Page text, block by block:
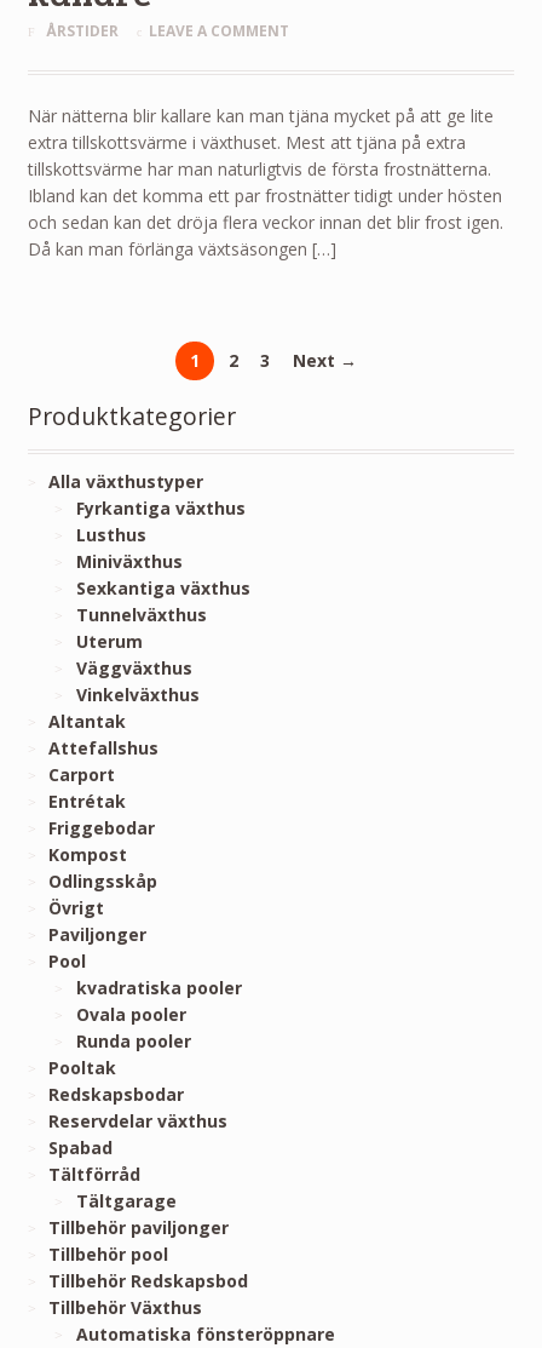
ÅRSTIDER LEAVE A COMMENT
När nätterna blir kallare kan man tjäna mycket på att ge lite
extra tillskottsvärme i växthuset. Mest att tjäna på extra
tillskottsvärme har man naturligtvis de första frostnätterna.
Ibland kan det komma ett par frostnätter tidigt under hösten
och sedan kan det dröja flera veckor innan det blir frost igen.
Då kan man förlänga växtsäsongen […]
1 2 3 Next →
Produktkategorier
Alla växthustyper
Fyrkantiga växthus
Lusthus
Miniväxthus
Sexkantiga växthus
Tunnelväxthus
Uterum
Väggväxthus
Vinkelväxthus
Altantak
Attefallshus
Carport
Entrétak
Friggebodar
Kompost
Odlingsskåp
Övrigt
Paviljonger
Pool
kvadratiska pooler
Ovala pooler
Runda pooler
Pooltak
Redskapsbodar
Reservdelar växthus
Spabad
Tältförråd
Tältgarage
Tillbehör paviljonger
Tillbehör pool
Tillbehör Redskapsbod
Tillbehör Växthus
Automatiska fönsteröppnare